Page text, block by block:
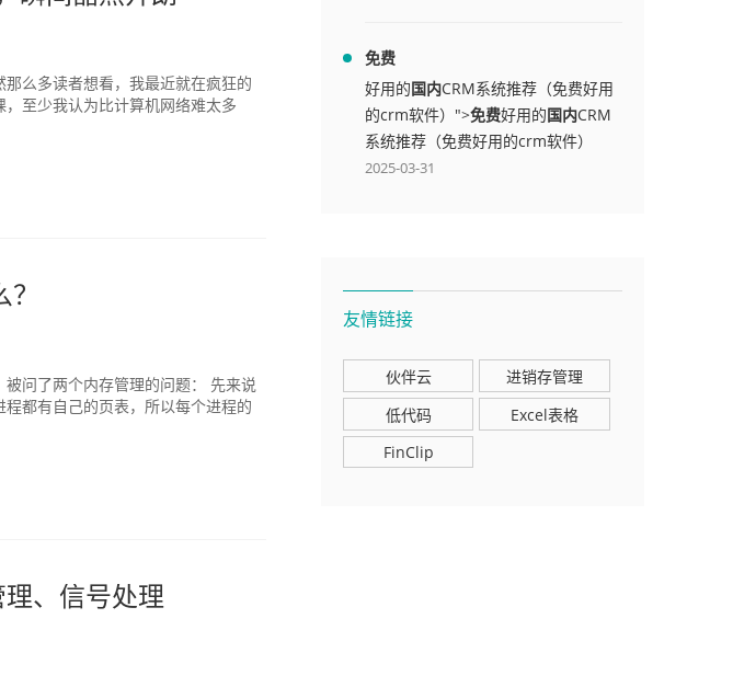
么多读者想看，我最近就在疯狂的
至少我认为比计算机网络难太多
问了两个内存管理的问题： 先来说
都有自己的页表，所以每个进程的
、信号处理
免费
好用的国内CRM系统推荐（免费好用
的crm软件）">免费好用的国内CRM
系统推荐（免费好用的crm软件）
2025-03-31
友情链接
伙伴云
进销存管理
低代码
Excel表格
FinClip